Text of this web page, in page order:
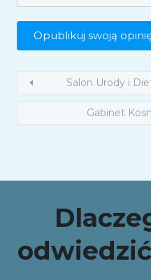
Salon Urody i
Gabinet